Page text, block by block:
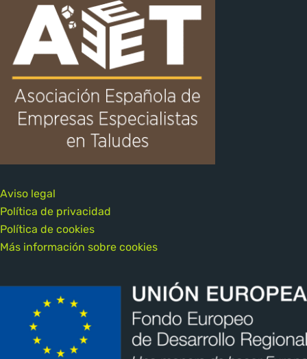
Aviso legal
Política de privacidad
Política de cookies
Más información sobre cookies